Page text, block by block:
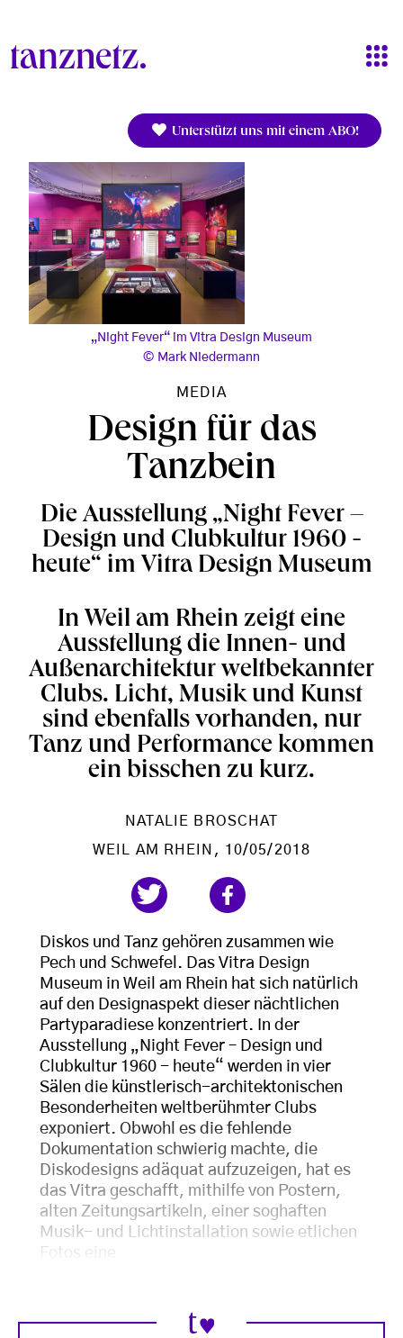
Unterstützt uns mit einem ABO!
„Night Fever“ im Vitra Design Museum
Mark Niedermann
MEDIA
Design für das
Tanzbein
Die Ausstellung „Night Fever –
Design und Clubkultur 1960 -
heute“ im Vitra Design Museum
In Weil am Rhein zeigt eine
Ausstellung die Innen- und
Außenarchitektur weltbekannter
Clubs. Licht, Musik und Kunst
sind ebenfalls vorhanden, nur
Tanz und Performance kommen
ein bisschen zu kurz.
NATALIE BROSCHAT
WEIL AM RHEIN , 10/05/2018
Diskos und Tanz gehören zusammen wie
Pech und Schwefel. Das Vitra Design
Museum in Weil am Rhein hat sich natürlich
auf den Designaspekt dieser nächtlichen
Partyparadiese konzentriert. In der
Ausstellung „Night Fever – Design und
Clubkultur 1960 - heute“ werden in vier
Sälen die künstlerisch-architektonischen
Besonderheiten weltberühmter Clubs
exponiert. Obwohl es die fehlende
Dokumentation schwierig machte, die
Diskodesigns adäquat aufzuzeigen, hat es
das Vitra geschafft, mithilfe von Postern,
alten Zeitungsartikeln, einer soghaften
Musik- und Lichtinstallation sowie etlichen
Fotos eine